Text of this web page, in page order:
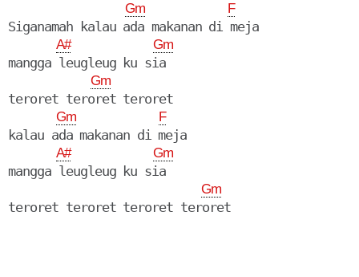
Gm F
Siganamah kalau ada makanan di meja
A# Gm
mangga leugleug ku sia
Gm
teroret teroret teroret
Gm F
kalau ada makanan di meja
A# Gm
mangga leugleug ku sia
Gm
teroret teroret teroret teroret